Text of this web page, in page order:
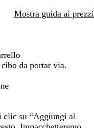
Mostra guida ai prezzi
da portar via.
clic su “Aggiungi al